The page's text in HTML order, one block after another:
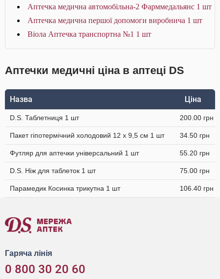
Аптечка медична автомобільна-2 Фарммедальянс 1 шт
Аптечка медична першої допомоги виробнича 1 шт
Віола Аптечка транспортна №1 1 шт
Аптечки медичні ціна в аптеці DS
Назва Ціна
D.S. Таблетниця 1 шт 200.00 грн
Пакет гіпотермічний холодовий 12 x 9,5 см 1 шт 34.50 грн
Футляр для аптечки універсальний 1 шт 55.20 грн
D.S. Ніж для таблеток 1 шт 75.00 грн
Парамедик Косинка трикутна 1 шт 106.40 грн
Гаряча лінія
0 800 30 20 60